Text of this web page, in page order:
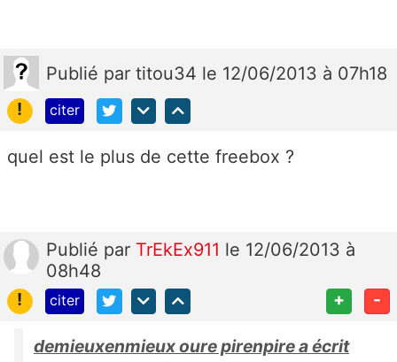
Publié par titou34 le 12/06/2013 à 07h18
!
citer
quel est le plus de cette freebox ?
Publié par TrEkEx911 le 12/06/2013 à
08h48
!
citer + -
demieuxenmieux oure pirenpire a écrit